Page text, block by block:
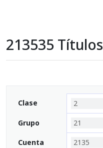
213535 Títulos
Clase 2
Grupo 21
Cuenta 2135